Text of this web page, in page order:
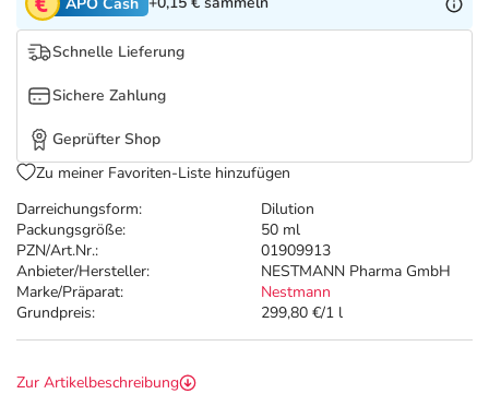
Tierapotheke
Vitamine & Mineralstoffe
Salus Deals
Darreichungsform:
Dilution
Packungsgröße:
50 ml
PZN/Art.Nr.:
01909913
Anbieter/Hersteller:
NESTMANN Pharma GmbH
Marke/Präparat:
Nestmann
Grundpreis:
299,80 €/1 l
Schnelle Lieferung
Sichere Zahlung
Geprüfter Shop
Zu meiner Favoriten-Liste hinzufügen
Zur Artikelbeschreibung